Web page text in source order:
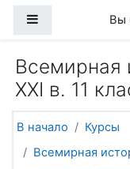
Боковая панель
Вы
Всемирная
ХХІ в. 11
В начало
Курсы
Всемирная